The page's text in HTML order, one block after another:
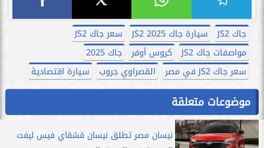
جاك JS2 سيارة جاك JS2 2025
سعر جاك JS2
مواصفات جاك JS2
كروس أوفر
جاك 2025
سعر جاك JS2 في مصر
القصراوي جروب سيارة اقتصادية
موضوعات متعلقة
نيسان مصر تطلق نيسان قشقاي فيس ليفت